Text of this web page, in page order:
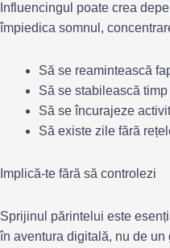
Influencingul poate crea
împiedica somnul,
Să se reamintească
Să se stabilească
Să se încurajeze
Să existe zile fără
Implică-te fără să controlezi
Sprijinul părintelui este
în aventura digitală, nu de un